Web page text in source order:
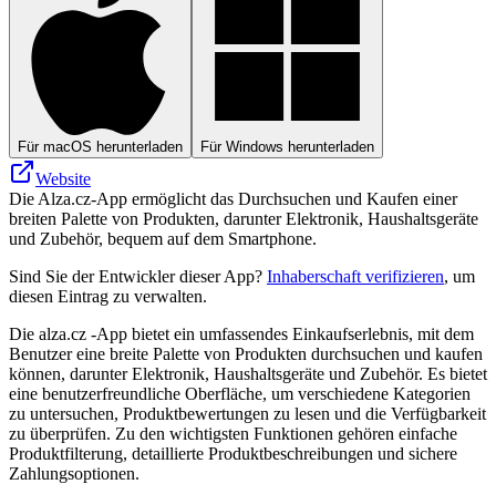
Für macOS herunterladen Für Windows herunterladen
Website
Die Alza.cz-App ermöglicht das Durchsuchen und Kaufen einer
breiten Palette von Produkten, darunter Elektronik, Haushaltsgeräte
und Zubehör, bequem auf dem Smartphone.
Sind Sie der Entwickler dieser App? Inhaberschaft verifizieren, um
diesen Eintrag zu verwalten.
Die alza.cz -App bietet ein umfassendes Einkaufserlebnis, mit dem
Benutzer eine breite Palette von Produkten durchsuchen und kaufen
können, darunter Elektronik, Haushaltsgeräte und Zubehör. Es bietet
eine benutzerfreundliche Oberfläche, um verschiedene Kategorien
zu untersuchen, Produktbewertungen zu lesen und die Verfügbarkeit
zu überprüfen. Zu den wichtigsten Funktionen gehören einfache
Produktfilterung, detaillierte Produktbeschreibungen und sichere
Zahlungsoptionen.